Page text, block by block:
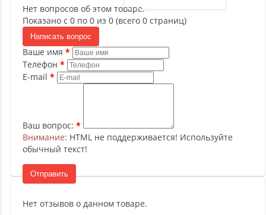
Авторизация
Нет вопросов об этом товаре.
Показано с 0 по 0 из 0 (всего 0 страниц)
Написать вопрос
Ваше имя
Телефон
E-mail
Ваш вопрос:
Внимание: HTML не поддерживается! Используйте
обычный текст!
Отправить
Нет отзывов о данном товаре.